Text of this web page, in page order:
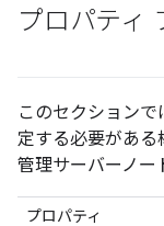
プロパティ
このセクション
定する必要がある
管理サーバーノー
プロパティ